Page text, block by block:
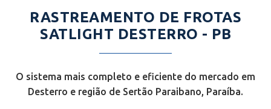
RASTREAMENTO DE FROTAS
SATLIGHT DESTERRO - PB
O sistema mais completo e eficiente do mercado em
Desterro e região de Sertão Paraibano, Paraíba.